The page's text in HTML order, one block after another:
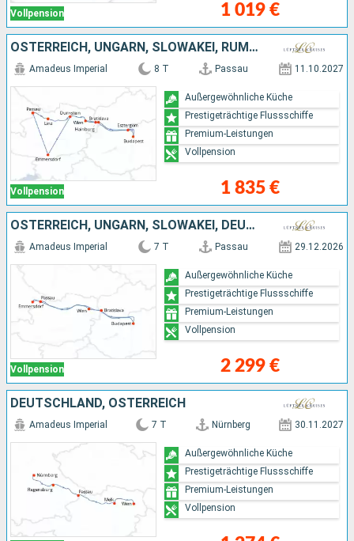
Vollpension 1 019 €
ÖSTERREICH, UNGARN, SLOWAKEI, RUMÄNIEN, DEUTSCHLAND
Vollpension
Amadeus Imperial 8 T Passau 11.10.2027
1 835 €
Außergewöhnliche Küche
Prestigeträchtige Flussschiffe
Premium-Leistungen
Vollpension
ÖSTERREICH, UNGARN, SLOWAKEI, DEUTSCHLAND
Vollpension
Amadeus Imperial 7 T Passau 29.12.2026
2 299 €
Außergewöhnliche Küche
Prestigeträchtige Flussschiffe
Premium-Leistungen
Vollpension
DEUTSCHLAND, ÖSTERREICH
Amadeus Imperial 7 T Nürnberg 30.11.2027
Außergewöhnliche Küche
Prestigeträchtige Flussschiffe
Premium-Leistungen
Vollpension